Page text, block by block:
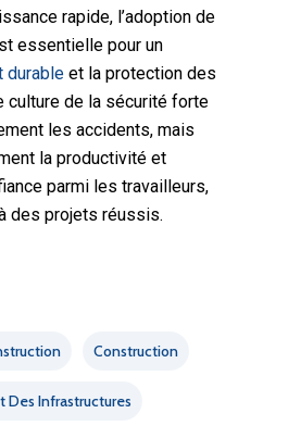
rapide, l’adoption de
essentielle pour un
durable et la protection des
culture de la sécurité forte
les accidents, mais
la productivité et
parmi les travailleurs,
des projets réussis.
Construction
Infrastructures